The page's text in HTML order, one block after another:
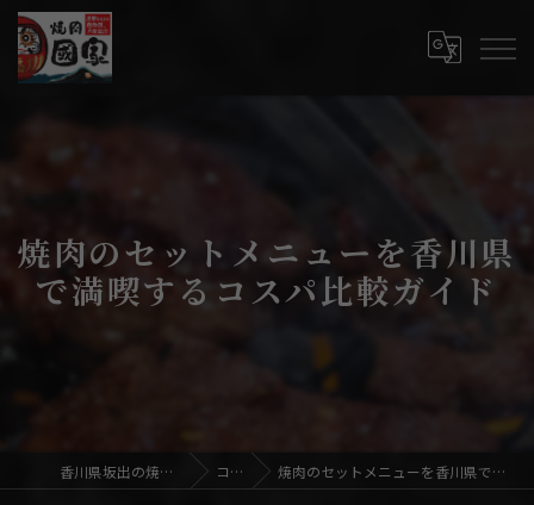
焼肉のセットメニューを香川県
で満喫するコスパ比較ガイド
香川県坂出の焼肉なら焼肉國家 コラム 焼肉のセットメニューを香川県で満喫するコスパ比較ガイド